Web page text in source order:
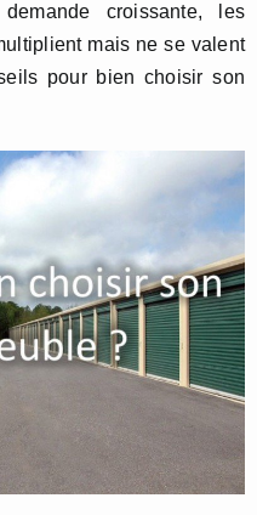
croissante, les
mais ne se valent
pour bien choisir son